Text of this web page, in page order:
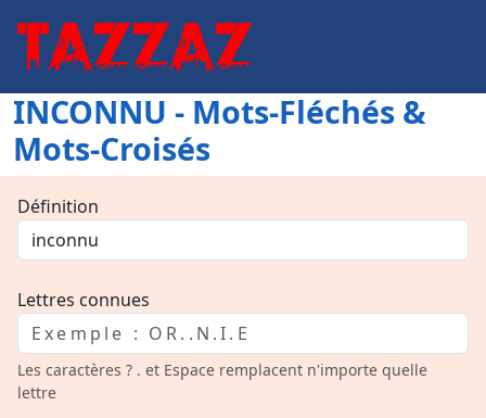
INCONNU - Mots-Fléchés &
Mots-Croisés
Définition
Lettres connues
Les caractères ? . et Espace remplacent n'importe quelle
lettre